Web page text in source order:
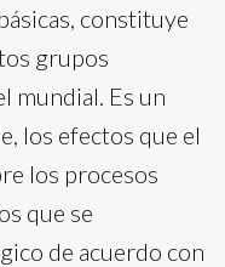
constituye
grupos
mundial. Es un
los efectos que el
los procesos
que se
de acuerdo con